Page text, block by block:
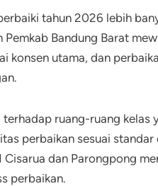
tahun 2026 lebih
Bandung Barat
konsen utama, dan
ruang-ruang kelas
perbaikan sesuai standar
Cisarua dan Parongpong
perbaikan.